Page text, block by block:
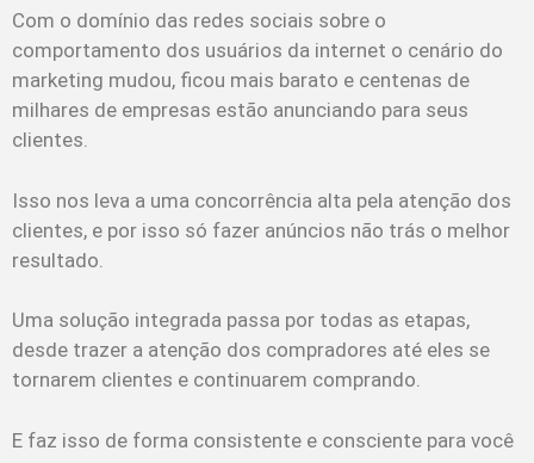
Com o domínio das redes sociais sobre o
comportamento dos usuários da internet o cenário do
marketing mudou, ficou mais barato e centenas de
milhares de empresas estão anunciando para seus
clientes.
Isso nos leva a uma concorrência alta pela atenção dos
clientes, e por isso só fazer anúncios não trás o melhor
resultado.
Uma solução integrada passa por todas as etapas,
desde trazer a atenção dos compradores até eles se
tornarem clientes e continuarem comprando.
E faz isso de forma consistente e consciente para você